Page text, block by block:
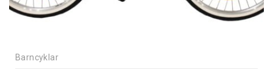
Barncyklar